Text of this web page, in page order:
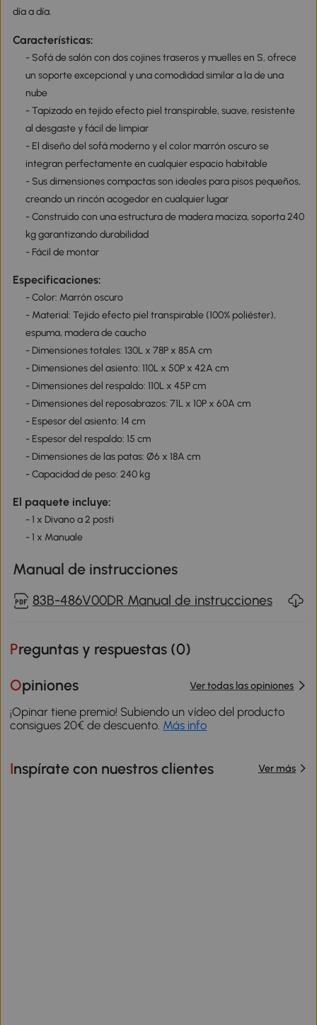
día a día.
Características:
- Sofá de salón con dos cojines traseros y muelles en S, ofrece
un soporte excepcional y una comodidad similar a la de una
nube
- Tapizado en tejido efecto piel transpirable, suave, resistente
al desgaste y fácil de limpiar
- El diseño del sofá moderno y el color marrón oscuro se
integran perfectamente en cualquier espacio habitable
- Sus dimensiones compactas son ideales para pisos pequeños,
creando un rincón acogedor en cualquier lugar
- Construido con una estructura de madera maciza, soporta 240
kg garantizando durabilidad
- Fácil de montar
Especificaciones:
- Color: Marrón oscuro
- Material: Tejido efecto piel transpirable (100% poliéster),
espuma, madera de caucho
- Dimensiones totales: 130L x 78P x 85A cm
- Dimensiones del asiento: 110L x 50P x 42A cm
- Dimensiones del respaldo: 110L x 45P cm
- Dimensiones del reposabrazos: 71L x 10P x 60A cm
- Espesor del asiento: 14 cm
- Espesor del respaldo: 15 cm
- Dimensiones de las patas: Ø6 x 18A cm
- Capacidad de peso: 240 kg
El paquete incluye:
- 1 x Divano a 2 posti
- 1 x Manuale
Manual de instrucciones
83B-486V00DR Manual de instrucciones
Preguntas y respuestas (0)
Opiniones Ver todas las opiniones
¡Opinar tiene premio! Subiendo un vídeo del producto
consigues 20€ de descuento. Más info
Inspírate con nuestros clientes Ver más